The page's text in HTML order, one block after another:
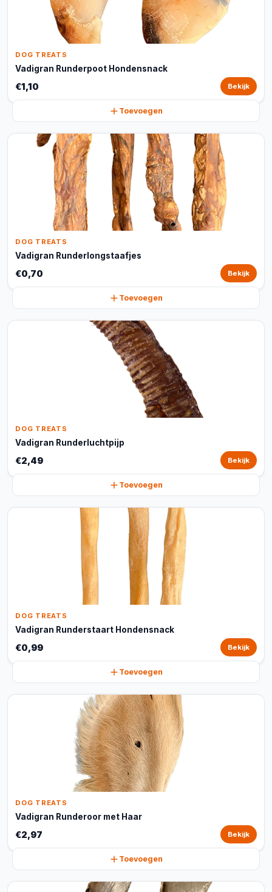
DOG TREATS
Vadigran Runderpoot Hondensnack
€1,10 Bekijk
Toevoegen
DOG TREATS
Vadigran Runderlongstaafjes
€0,70 Bekijk
Toevoegen
DOG TREATS
Vadigran Runderluchtpijp
€2,49 Bekijk
Toevoegen
DOG TREATS
Vadigran Runderstaart Hondensnack
€0,99 Bekijk
Toevoegen
DOG TREATS
Vadigran Runderoor met Haar
€2,97 Bekijk
Toevoegen